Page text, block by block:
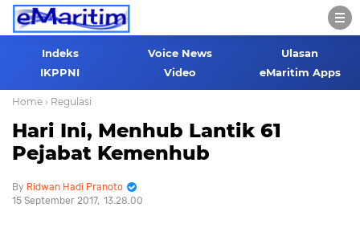
Indeks Voice News
Ulasan
IKPPNI
Video eMaritim Apps
Home › Regulasi
Hari Ini, Menhub Lantik 61
Pejabat Kemenhub
Ridwan Hadi Pranoto
15 September 2017 13.28.00